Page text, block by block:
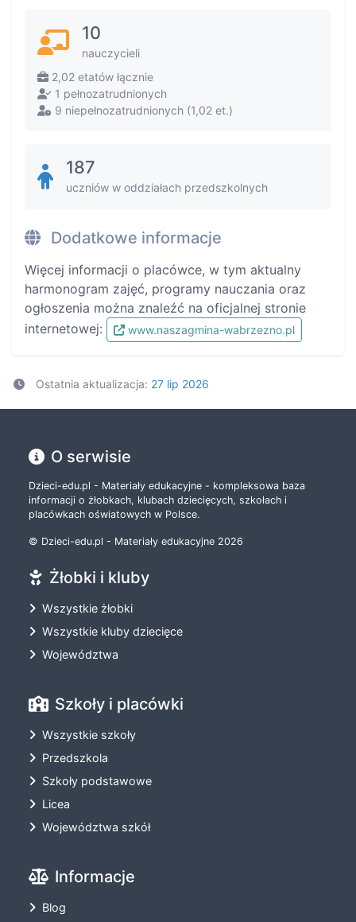
10
nauczycieli
2,02 etatów łącznie
1 pełnozatrudnionych
9 niepełnozatrudnionych (1,02 et.)
187
uczniów w oddziałach przedszkolnych
Dodatkowe informacje
Więcej informacji o placówce, w tym aktualny
harmonogram zajęć, programy nauczania oraz
ogłoszenia można znaleźć na oficjalnej stronie
internetowej:
www.naszagmina-wabrzezno.pl
Ostatnia aktualizacja: 27 lip 2026
O serwisie
Dzieci-edu.pl - Materiały edukacyjne - kompleksowa baza
informacji o żłobkach, klubach dziecięcych, szkołach i
placówkach oświatowych w Polsce.
© Dzieci-edu.pl - Materiały edukacyjne 2026
Żłobki i kluby
Wszystkie żłobki
Wszystkie kluby dziecięce
Województwa
Szkoły i placówki
Wszystkie szkoły
Przedszkola
Szkoły podstawowe
Licea
Województwa szkół
Informacje
Blog